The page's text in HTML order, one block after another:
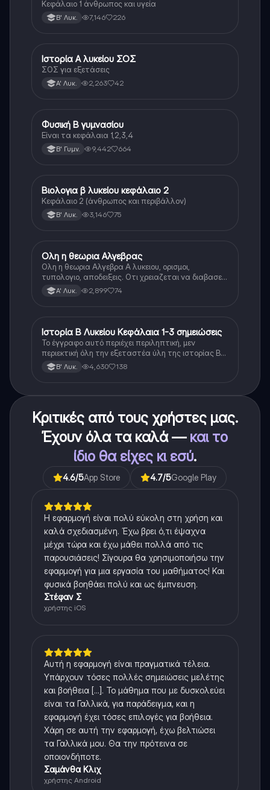
Κεφάλαιο 1 άνθρωπος και υγεία
Β' Λυκ. 7,146 226
Ιστορία
Ιστορία Α λυκείου ΣΟΣ
ΣΟΣ για εξετάσεις
Α' Λυκ. 2,263 42
Φυσική
Φυσική Β γυμνασίου
Είναι τα κεφάλαια 1,2,3,4
Β' Γυμν. 9,442 664
Βιολογία
Βιολογια β λυκείου κεφάλαιο 2
Κεφάλαιο 2 (άνθρωπος και περιβάλλον)
Β' Λυκ. 3,146 75
Μαθηματικά
Ολη η θεωρια Αλγεβρας
Ολη η θεωρια Αλγεβρα Α λυκειου, ορισμοι,
τυπολογιο, αποδειξεις. Οτι χρειαζεται να διαβασεις
για το θεωρητικο κομματι της αλγεβρας.
Α' Λυκ. 2,899 74
Ιστορία
Ιστορία Β Λυκείου Κεφάλαια 1-3 σημειώσεις
Το έγγραφο αυτό περιέχει περιληπτική, μεν
περιεκτική όλη την εξεταστέα ύλη της ιστορίας Β
λυκείου για τα πρώτα 3 Κεφάλαια, δηλαδή την
μισή ύλη. Το έγγραφο έχει γραφτεί με προσοχή και
Β' Λυκ. 4,630 138
Κριτικές από τους χρήστες μας.
Έχουν όλα τα καλά — και το
ίδιο θα είχες κι εσύ.
4.6/5App Store 4.7/5Google Play
Η εφαρμογή είναι πολύ εύκολη στη χρήση και
καλά σχεδιασμένη. Έχω βρει ό,τι έψαχνα
μέχρι τώρα και έχω μάθει πολλά από τις
παρουσιάσεις! Σίγουρα θα χρησιμοποιήσω την
εφαρμογή για μια εργασία του μαθήματος! Και
φυσικά βοηθάει πολύ και ως έμπνευση.
Στέφαν Σ
χρήστης iOS
Αυτή η εφαρμογή είναι πραγματικά τέλεια.
Υπάρχουν τόσες πολλές σημειώσεις μελέτης
και βοήθεια [...]. Το μάθημα που με δυσκολεύει
είναι τα Γαλλικά, για παράδειγμα, και η
εφαρμογή έχει τόσες επιλογές για βοήθεια.
Χάρη σε αυτή την εφαρμογή, έχω βελτιώσει
τα Γαλλικά μου. Θα την πρότεινα σε
οποιονδήποτε.
Σαμάνθα Κλιχ
χρήστης Android